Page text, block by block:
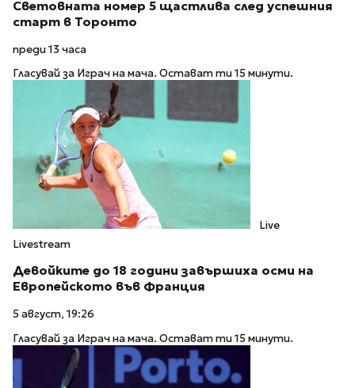
Световната номер 5 щастлива след успешния
старт в Торонто
преди 13 часа
Гласувай за Играч на мача. Остават ти 15 минути.
Live
Livestream
Девойките до 18 години завършиха осми на
Европейското във Франция
5 август, 19:26
Гласувай за Играч на мача. Остават ти 15 минути.